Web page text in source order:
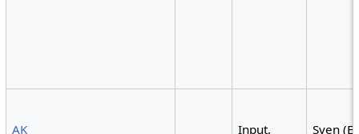
AK
Input,
Sven